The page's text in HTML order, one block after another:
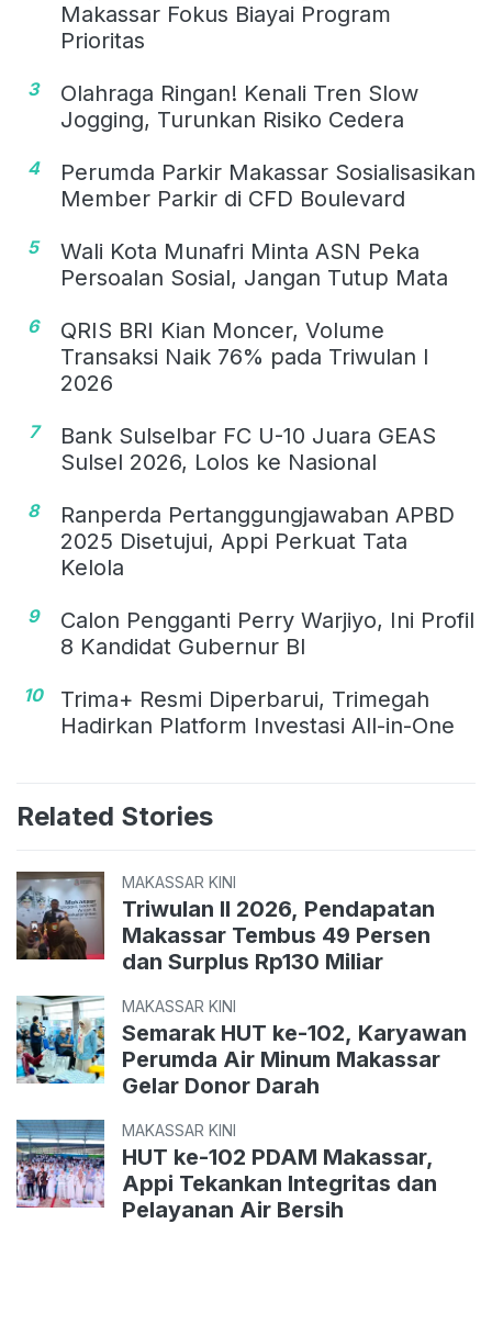
Makassar Fokus Biayai Program
Prioritas
3
Olahraga Ringan! Kenali Tren Slow
Jogging, Turunkan Risiko Cedera
4
Perumda Parkir Makassar Sosialisasikan
Member Parkir di CFD Boulevard
5
Wali Kota Munafri Minta ASN Peka
Persoalan Sosial, Jangan Tutup Mata
6
QRIS BRI Kian Moncer, Volume
Transaksi Naik 76% pada Triwulan I
2026
7
Bank Sulselbar FC U-10 Juara GEAS
Sulsel 2026, Lolos ke Nasional
8
Ranperda Pertanggungjawaban APBD
2025 Disetujui, Appi Perkuat Tata
Kelola
9
Calon Pengganti Perry Warjiyo, Ini Profil
8 Kandidat Gubernur BI
10
Trima+ Resmi Diperbarui, Trimegah
Hadirkan Platform Investasi All-in-One
Related Stories
MAKASSAR KINI
Triwulan II 2026, Pendapatan
Makassar Tembus 49 Persen
dan Surplus Rp130 Miliar
MAKASSAR KINI
Semarak HUT ke-102, Karyawan
Perumda Air Minum Makassar
Gelar Donor Darah
MAKASSAR KINI
HUT ke-102 PDAM Makassar,
Appi Tekankan Integritas dan
Pelayanan Air Bersih